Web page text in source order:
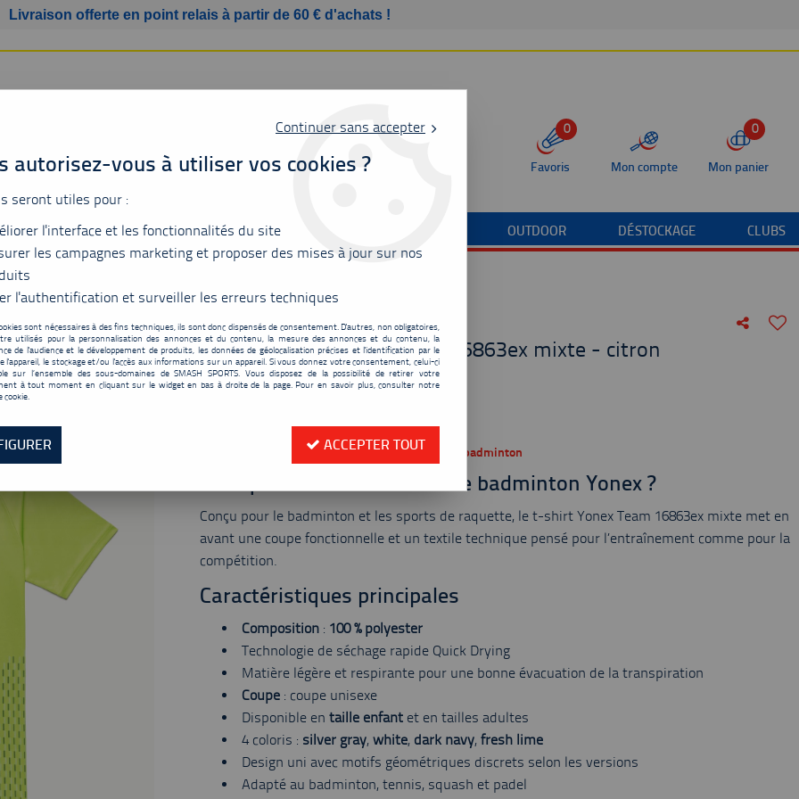
Livraison offerte en point relais à partir de 60 € d'achats !
0
Favoris Mon compte
0
Mon panier
BAGAGERIE ACCESSOIRES OUTDOOR DÉSTOCKAGE CLUBS
16863ex mixte - citron
T-shirt Junior Yonex Team 16863ex mixte - citron
29,90€TTCau lieu de35,00
T-shirt Yonex junior Team 16863ex mixte pour le badminton
Pourquoi choisir ce t-shirt de badminton Yonex ?
Conçu pour le badminton et les sports de raquette, le t-shirt Yonex Team 16863ex mixte met en
avant une coupe fonctionnelle et un textile technique pensé pour l’entraînement comme pour la
compétition.
Caractéristiques principales
Composition : 100 % polyester
Technologie de séchage rapide Quick Drying
Matière légère et respirante pour une bonne évacuation de la transpiration
Coupe : coupe unisexe
Disponible en taille enfant et en tailles adultes
4 coloris : silver gray, white, dark navy, fresh lime
Design uni avec motifs géométriques discrets selon les versions
Adapté au badminton, tennis, squash et padel
Continuer sans accepter
autorisez-vous à utiliser vos cookies ?
seront utiles pour :
l'interface et les fonctionnalités du site
les campagnes marketing et proposer des mises à jour sur nos
l'authentification et surveiller les erreurs techniques
sont nécessaires à des fins techniques, ils sont donc dispensés de consentement. D'autres, non obligatoires,
utilisés pour la personnalisation des annonces et du contenu, la mesure des annonces et du contenu, la
de l'audience et le développement de produits, les données de géolocalisation précises et l'identification par le
l'appareil, le stockage et/ou l'accès aux informations sur un appareil. Si vous donnez votre consentement, celui-ci
sur l’ensemble des sous-domaines de SMASH SPORTS. Vous disposez de la possibilité de retirer votre
à tout moment en cliquant sur le widget en bas à droite de la page. Pour en savoir plus, consulter notre
cookie.
ACCEPTER TOUT